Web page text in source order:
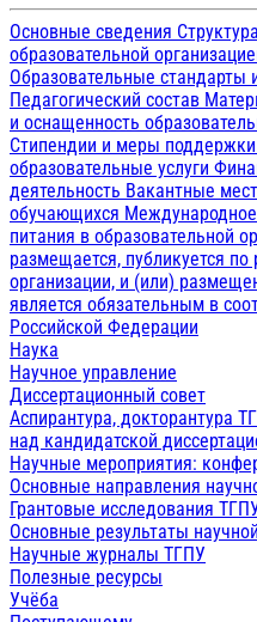
Основные сведения
образовательной
Образовательные стандарты
Педагогический состав
и оснащенность
Стипендии и меры
образовательные услуги
деятельность Вакантные
обучающихся
питания в образовательной
размещается, публикуется
организации, и (или)
является обязательным в
Российской Федерации
Наука
Научное управление
Диссертационный совет
Аспирантура, докторантура
над кандидатской
Научные мероприятия:
Основные направления
Грантовые исследования
Основные результаты
Научные журналы ТГПУ
Полезные ресурсы
Учёба